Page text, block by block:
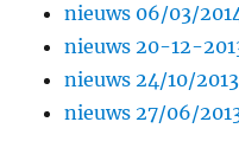
nieuws 06/03/
nieuws 20-12-
nieuws 24/10/2013
nieuws 27/06/